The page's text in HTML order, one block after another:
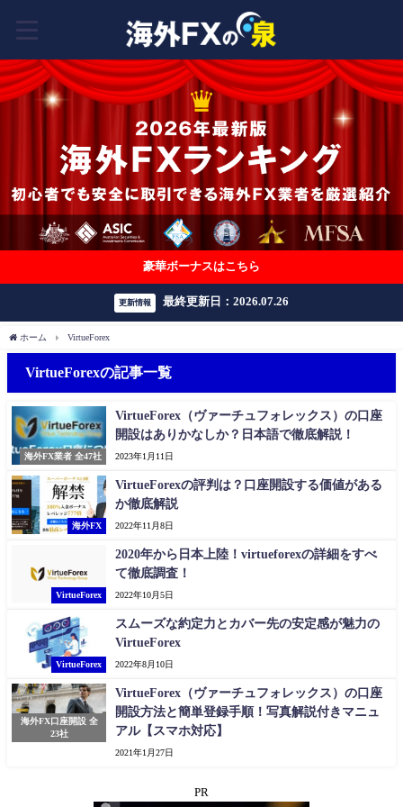
豪華ボーナスはこちら
更新情報 最終更新日：2026.07.26
ホーム VirtueForex
VirtueForexの記事一覧
海外FX業者 全47社
VirtueForex（ヴァーチュフォレックス）の口座
開設はありかなしか？日本語で徹底解説！
2023年1月11日
海外FX
VirtueForexの評判は？口座開設する価値がある
か徹底解説
2022年11月8日
VirtueForex
2020年から日本上陸！virtueforexの詳細をすべ
て徹底調査！
2022年10月5日
VirtueForex
スムーズな約定力とカバー先の安定感が魅力の
VirtueForex
2022年8月10日
海外FX口座開設 全
23社
VirtueForex（ヴァーチュフォレックス）の口座
開設方法と簡単登録手順！写真解説付きマニュ
アル【スマホ対応】
2021年1月27日
PR